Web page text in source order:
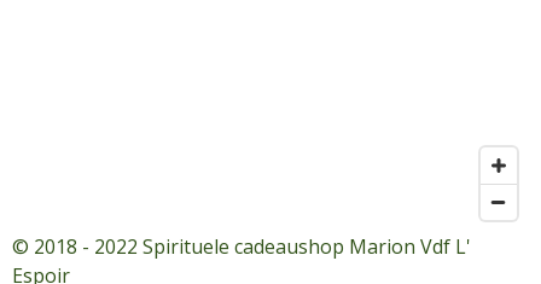
© 2018 - 2022 Spirituele cadeaushop Marion Vdf L'
Espoir